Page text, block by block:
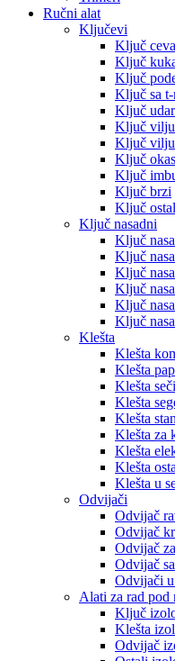
Ručni alat
Ključevi
Ključ
Ključ
Ključ
Ključ sa
Ključ
Ključ
Ključ
Ključ
Ključ
Ključ brzi
Ključ
Ključ nasadni
Ključ
Ključ
Ključ
Ključ
Ključ
Ključ
Klešta
Klešta
Klešta
Klešta
Klešta
Klešta
Klešta za
Klešta
Klešta
Klešta u
Odvijači
Odvijač
Odvijač
Odvijač
Odvijač
Odvijači u
Alati za rad pod
Ključ
Klešta
Odvijač